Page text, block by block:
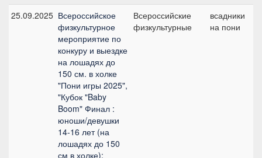
25.09.2025 Всероссийское
физкультурное
мероприятие по
конкуру и выездке
на лошадях до
150 см. в холке
"Пони игры 2025",
"Кубок "Baby
Boom" Финал :
юноши/девушки
14-16 лет (на
лошадях до 150
см в холке);
Всероссийские
физкультурные
всадники
на пони